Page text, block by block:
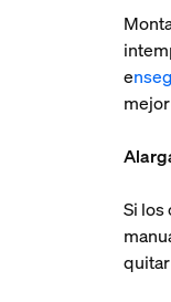
e
Si los